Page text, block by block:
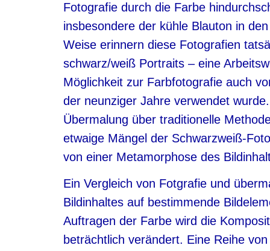
Fotografie durch die Farbe
insbesondere der kühle Blauton in
Weise erinnern diese Fotografien
schwarz/weiß Portraits – eine
Möglichkeit zur Farbfotografie auch
der neunziger Jahre verwendet
Übermalung über traditionelle
etwaige Mängel der Schwarzweiß-
von einer Metamorphose des
Ein Vergleich von Fotgrafie und
Bildinhaltes auf bestimmende
Auftragen der Farbe wird die
beträchtlich verändert. Eine Reihe